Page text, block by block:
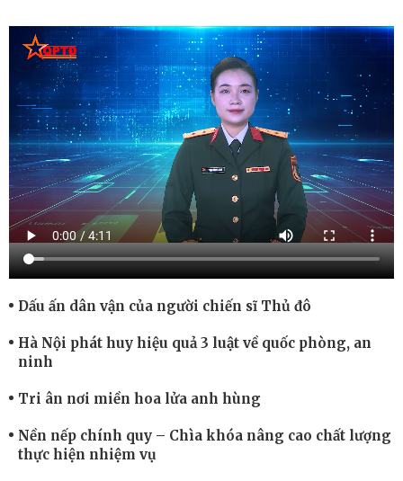
Dấu ấn dân vận của người chiến sĩ Thủ đô
Hà Nội phát huy hiệu quả 3 luật về quốc phòng, an
ninh
Tri ân nơi miền hoa lửa anh hùng
Nền nếp chính quy – Chìa khóa nâng cao chất lượng
thực hiện nhiệm vụ